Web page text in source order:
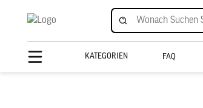
KATEGORIEN FAQ